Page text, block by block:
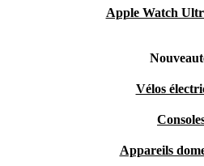
Apple Watch
Vélos
Appareils